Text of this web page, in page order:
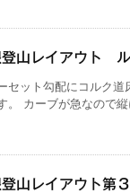
登山レイアウト
セット勾配にコルク
。 カーブが急なので
山レイアウト第